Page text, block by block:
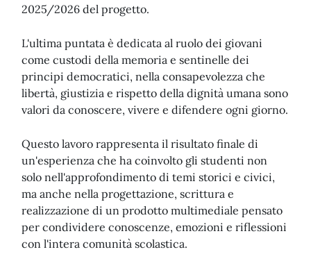
2025/2026 del progetto.
L'ultima puntata è dedicata al ruolo dei giovani
come custodi della memoria e sentinelle dei
principi democratici, nella consapevolezza che
libertà, giustizia e rispetto della dignità umana sono
valori da conoscere, vivere e difendere ogni giorno.
Questo lavoro rappresenta il risultato finale di
un'esperienza che ha coinvolto gli studenti non
solo nell'approfondimento di temi storici e civici,
ma anche nella progettazione, scrittura e
realizzazione di un prodotto multimediale pensato
per condividere conoscenze, emozioni e riflessioni
con l'intera comunità scolastica.